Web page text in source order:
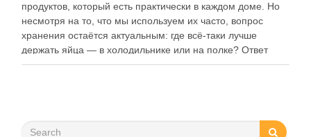
продуктов, который есть практически в каждом доме. Но
несмотря на то, что мы используем их часто, вопрос
хранения остаётся актуальным: где всё-таки лучше
держать яйца — в холодильнике или на полке? Ответ
зависит от нескольких факторов, включая температуру